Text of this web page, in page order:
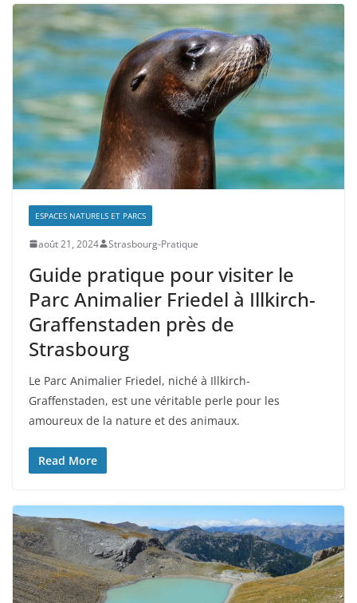
ESPACES NATURELS ET PARCS
août 21, 2024 Strasbourg-Pratique
Guide pratique pour visiter le
Parc Animalier Friedel à Illkirch-
Graffenstaden près de
Strasbourg
Le Parc Animalier Friedel, niché à Illkirch-
Graffenstaden, est une véritable perle pour les
amoureux de la nature et des animaux.
Read More